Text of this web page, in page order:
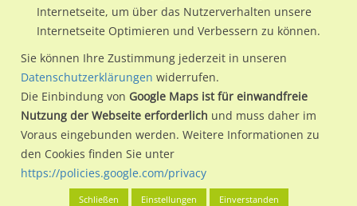
Nutze günstige Werbemöglichkeiten am Standort U-Bf
Habichtstr. Eingangshalleim Ortsteil Barmbek-Dulsberg)
Hamburg, Freie und Hansestadt.
Wir erheben für jede unserer Werbeflächen individuelle und
aktuelleStandortinformationenundLeistungswerte. Damit
kannst du dich schon vor der Buchung im Detail über den
Standort, seine Reichweite und Werbewirkung sowie
eventuelle Beschränkungen in den zugelassenen
Werbeinhalten informieren.
Internetseite, um über das Nutzerverhalten unsere
Internetseite Optimieren und Verbessern zu können.
Sie können Ihre Zustimmung jederzeit in unseren
Datenschutzerklärungen widerrufen.
Die Einbindung von Google Maps ist für einwandfreie
Nutzung der Webseite erforderlich und muss daher im
Voraus eingebunden werden. Weitere Informationen zu
den Cookies finden Sie unter
https://policies.google.com/privacy
Schließen Einstellungen Einverstanden